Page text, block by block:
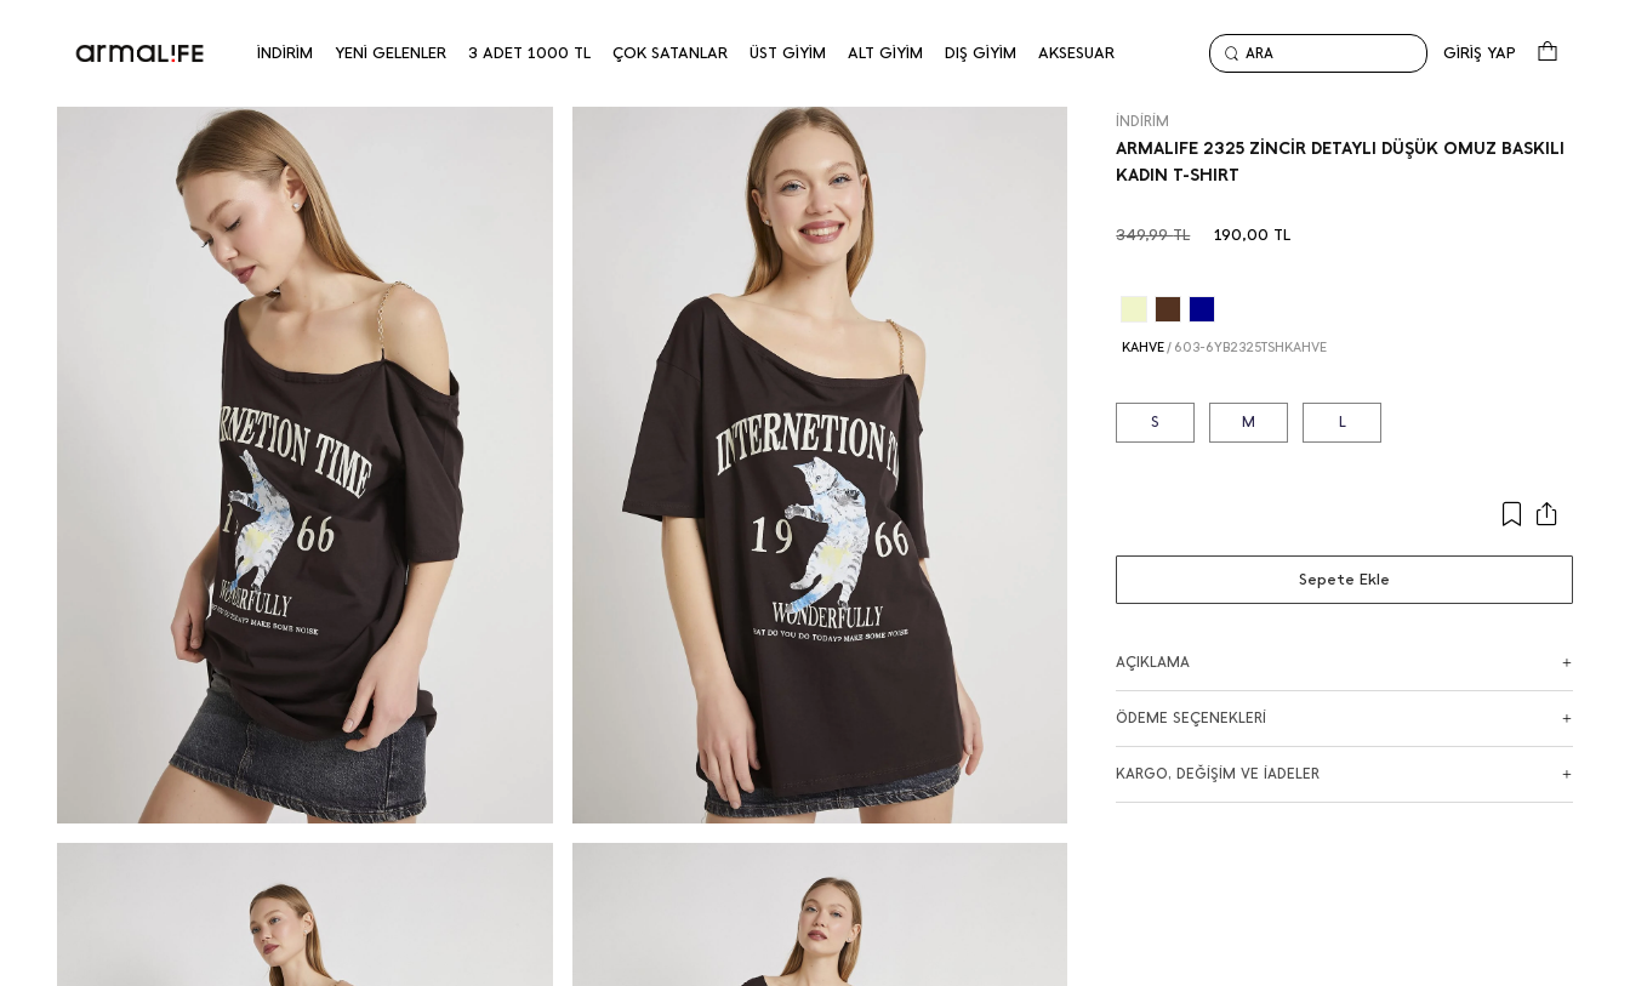
İNDİRİM YENİ GELENLER 3 ADET 1000 TL ÇOK SATANLAR ÜST GİYİM ALT GİYİM DIŞ GİYİM AKSESUAR ARA GİRİŞ YAP
İNDİRİM
ARMALIFE 2325 ZİNCİR DETAYLI DÜŞÜK OMUZ BASKILI
KADIN T-SHIRT
349,99TL 190,00 TL
S M L
KAHVE/ 603-6YB2325TSHKAHVE
Sepete Ekle
AÇIKLAMA
ÖDEME SEÇENEKLERİ
KARGO, DEĞİŞİM VE İADELER